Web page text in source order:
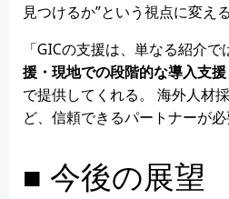
見つけるか”という視点に変え
「GICの支援は、単なる紹介で
援・現地での段階的な導入支
で提供してくれる。 海外人材
ど、信頼できるパートナーが必
■ 今後の展望